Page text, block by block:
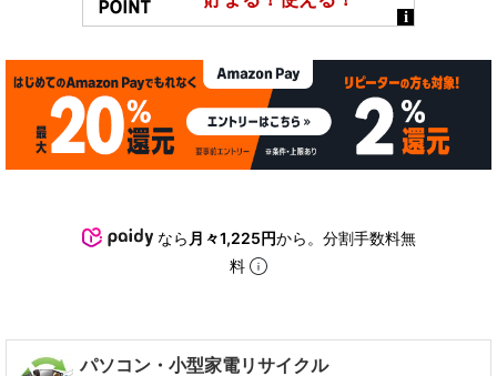
なら 月々1,225円から。分割手数料無
料
パソコン・小型家電リサイクル